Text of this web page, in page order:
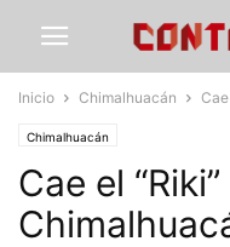
Inicio Chimalhuacán
Chimalhuacán
Cae el